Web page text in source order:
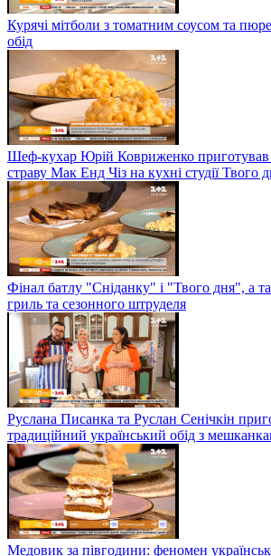
Курячі мітболи з томатним соусом та пюре
обід
Шеф-кухар Юрій Ковриженко приготував
страву Мак Енд Чіз на кухні студії Твого
Фінал батлу "Сніданку" і "Твого дня", а
гриль та сезонного штруделя
Руслана Писанка та Руслан Сенічкін
традиційний український обід з
Медовик за півгодини: феномен